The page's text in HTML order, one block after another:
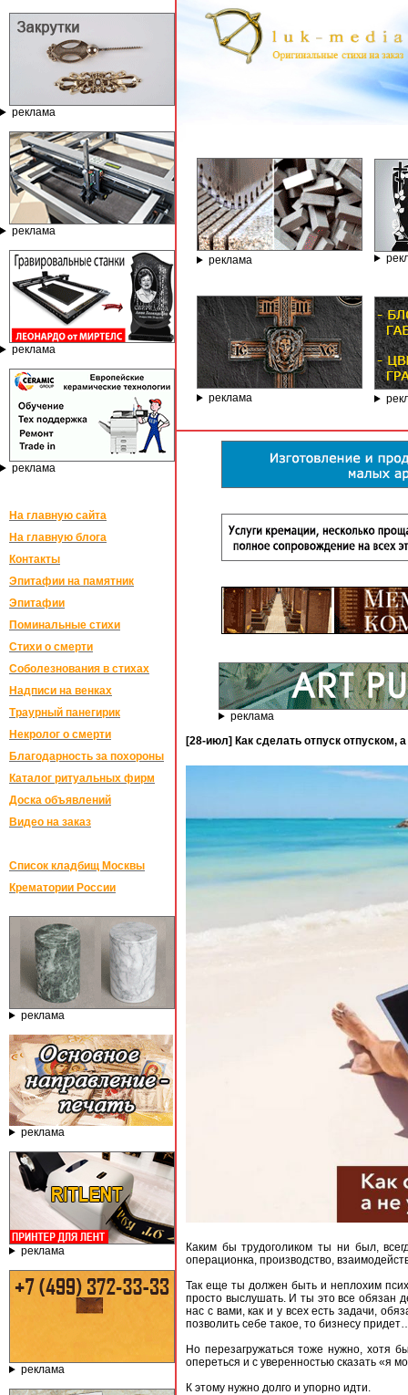
реклама
реклама
реклама
реклама
На главную сайта
На главную блога
Контакты
Эпитафии на памятник
Эпитафии
Поминальные стихи
Стихи о смерти
Соболезнования в стихах
Надписи на венках
Траурный панегирик
Некролог о смерти
Благодарность за похороны
Каталог ритуальных фирм
Доска объявлений
Видео на заказ
Список кладбищ Москвы
Крематории России
реклама
реклама
реклама
реклама
реклама
реклама
реклама
[28-июл] Как сделать отпуск отпуском,
Каким бы трудоголиком ты ни был,
операционка, производство,
Так еще ты должен быть и неплохим
просто выслушать. И ты это все обязан
нас с вами, как и у всех есть задачи,
позволить себе такое, то бизнесу
Но перезагружаться тоже нужно, хотя
опереться и с уверенностью сказать «я
К этому нужно долго и упорно идти.